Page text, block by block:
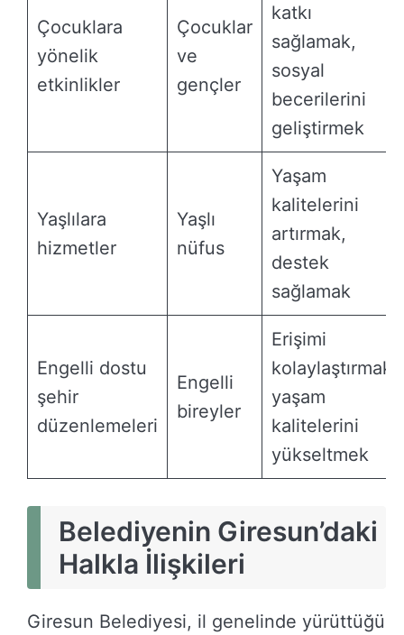
Çocuklara
yönelik
etkinlikler
Çocuklar
ve
gençler
katkı
sağlamak,
sosyal
becerilerini
geliştirmek
Yaşlılara
hizmetler
Yaşlı
nüfus
Yaşam
kalitelerini
artırmak,
destek
sağlamak
Engelli dostu
şehir
düzenlemeleri
Engelli
bireyler
Erişimi
kolaylaştırmak,
yaşam
kalitelerini
yükseltmek
Belediyenin Giresun’daki
Halkla İlişkileri
Giresun Belediyesi, il genelinde yürüttüğü